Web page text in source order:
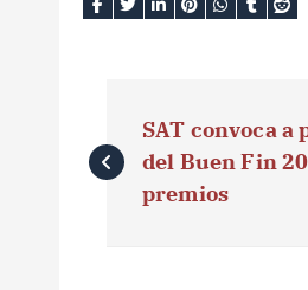
a
SAT convoca
del Buen Fin
premios